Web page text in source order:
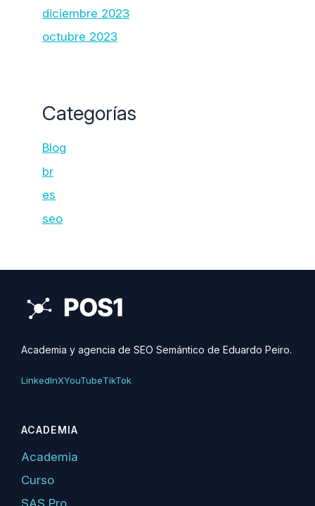
diciembre 2023
octubre 2023
Categorías
Blog
br
es
seo
Academia y agencia de SEO Semántico de Eduardo Peiro.
LinkedInXYouTubeTikTok
ACADEMIA
Academia
Curso
SAS Pro